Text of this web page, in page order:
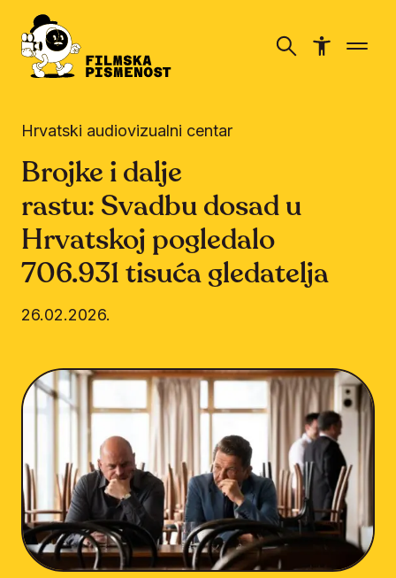
Hrvatski audiovizualni centar
Brojke i dalje
rastu: Svadbu dosad u
Hrvatskoj pogledalo
706.931 tisuća gledatelja
26.02.2026.